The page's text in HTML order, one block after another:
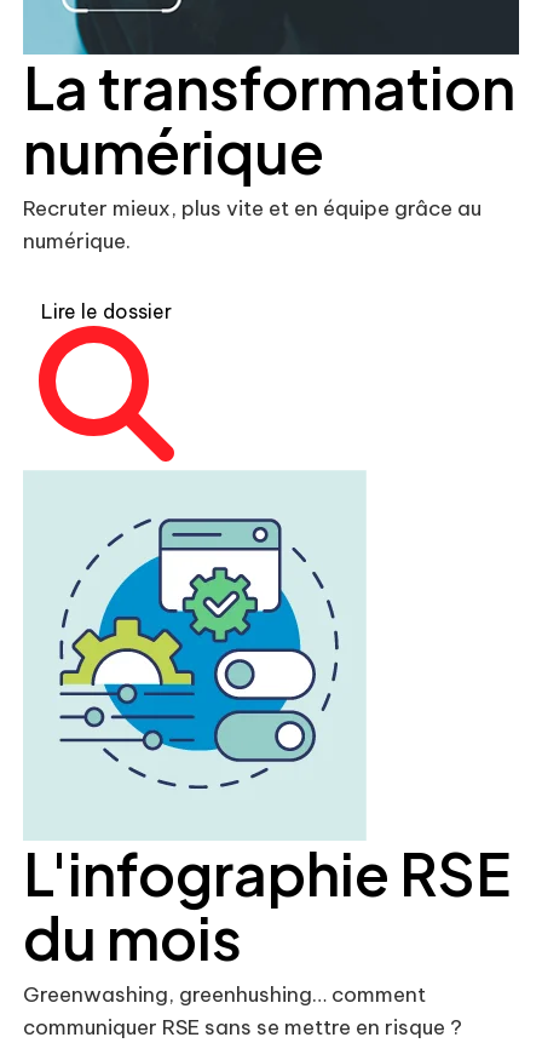
La transformation
numérique
Recruter mieux, plus vite et en équipe grâce au
numérique.
Lire le dossier
L'infographie RSE
du mois
Greenwashing, greenhushing… comment
communiquer RSE sans se mettre en risque ?